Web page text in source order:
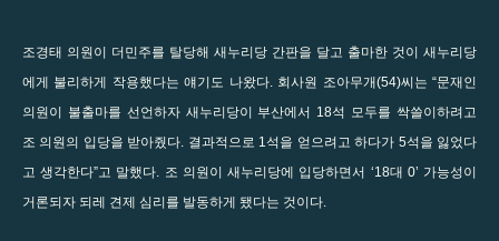
조경태 의원이 더민주를 탈당해 새누리당 간판을 달고 출마한 것이 새누리당
에게 불리하게 작용했다는 얘기도 나왔다. 회사원 조아무개(54)씨는 “문재인
의원이 불출마를 선언하자 새누리당이 부산에서 18석 모두를 싹쓸이하려고
조 의원의 입당을 받아줬다. 결과적으로 1석을 얻으려고 하다가 5석을 잃었다
고 생각한다”고 말했다. 조 의원이 새누리당에 입당하면서 ‘18대 0’ 가능성이
거론되자 되레 견제 심리를 발동하게 됐다는 것이다.